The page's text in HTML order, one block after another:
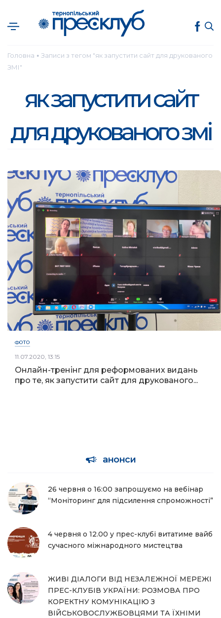
Головна ● Записи з тегом "як запустити сайт для друкованого
ЗМІ"
як запустити сайт
для друкованого змі
ФОТО
11.07.2020, 13:15
Онлайн-тренінг для реформованих видань
про те, як запустити сайт для друкованого...
анонси
26 червня о 16:00 запрошуємо на вебінар
“Моніторинг для підсилення спроможності”
4 червня о 12.00 у прес-клубі витатиме вайб
сучасного міжнародного мистецтва
ЖИВІ ДІАЛОГИ ВІД НЕЗАЛЕЖНОЇ МЕРЕЖІ
ПРЕС-КЛУБІВ УКРАЇНИ: РОЗМОВА ПРО
КОРЕКТНУ КОМУНІКАЦІЮ З
ВІЙСЬКОВОСЛУЖБОВЦЯМИ ТА ЇХНІМИ